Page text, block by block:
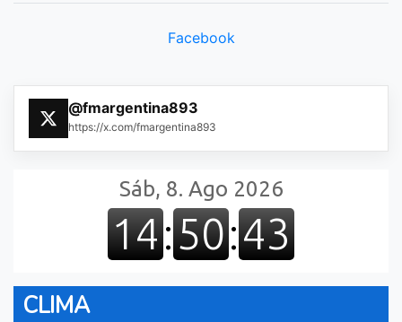
Facebook
@fmargentina893
https://x.com/fmargentina893
CLIMA